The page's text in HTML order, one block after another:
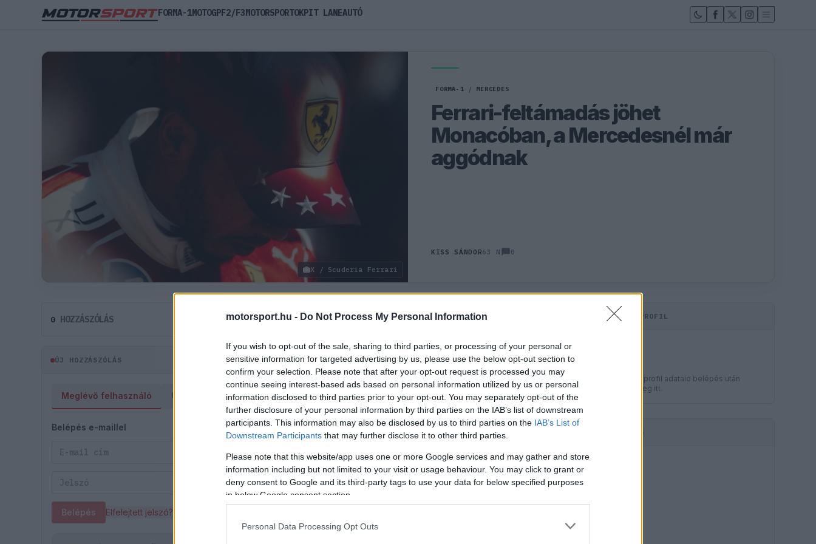
motorsport.hu - Do Not Process My Personal Information
If you wish to opt-out of the sale, sharing to third parties, or processing of your personal or
sensitive information for targeted advertising by us, please use the below opt-out section to
confirm your selection. Please note that after your opt-out request is processed you may
continue seeing interest-based ads based on personal information utilized by us or personal
information disclosed to third parties prior to your opt-out. You may separately opt-out of the
further disclosure of your personal information by third parties on the IAB’s list of downstream
participants. This information may also be disclosed by us to third parties on the IAB’s List of
Downstream Participants that may further disclose it to other third parties.
Please note that this website/app uses one or more Google services and may gather and store
information including but not limited to your visit or usage behaviour. You may click to grant or
deny consent to Google and its third-party tags to use your data for below specified purposes
in below Google consent section.
Personal Data Processing Opt Outs
X / Scuderia Ferrari
FORMA-1 / MERCEDES
Ferrari-feltámadás jöhet
Monacóban, a Mercedesnél már
aggódnak
KISS SÁNDOR63 N 0
0 HOZZÁSZÓLÁS Rendezés:
ÚJ HOZZÁSZÓLÁS
Meglévő felhasználó Új felhasználó
Belépés e-maillel
Belépés Elfelejtett jelszó?
KOMMENTPROFIL
A kommentprofil adataid belépés után
jelennek meg itt.
HIRDETÉS
FORMA-1MOTOGPF2/F3MOTORSPORTOKPIT LANEAUTÓ